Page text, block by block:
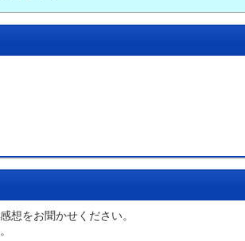
想をお聞かせください。